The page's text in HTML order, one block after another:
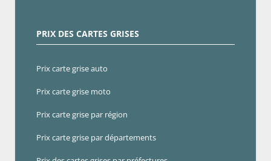
PRIX DES CARTES GRISES
Prix carte grise auto
Prix carte grise moto
Prix carte grise par région
Prix carte grise par départements